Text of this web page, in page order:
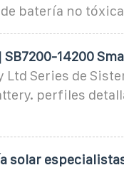
batería no
14200
Ltd Series de
perfiles
solar